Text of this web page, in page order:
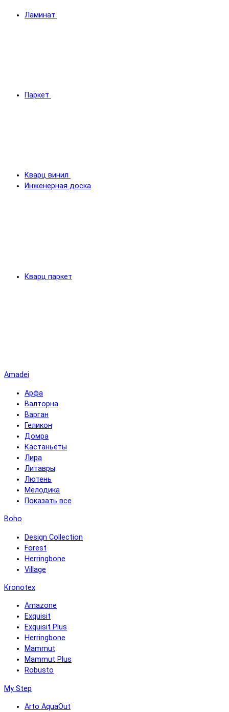
Ламинат
Паркет
Кварц винил
Инженерная доска
Кварц паркет
Amadei
Арфа
Валторна
Варган
Геликон
Домра
Кастаньеты
Лира
Литавры
Лютень
Мелодика
Показать все
Boho
Design Collection
Forest
Herringbone
Village
Kronotex
Amazone
Exquisit
Exquisit Plus
Herringbone
Mammut
Mammut Plus
Robusto
My Step
Arto AquaOut